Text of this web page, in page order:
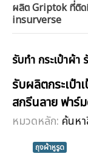
ผลิต Griptok ที่ติ
insurverse
รับทำ กระเป๋าผ้
รับผลิตกระเป๋า
สกรีนลาย ฟาร์
หมวดหลัก: ค้นห
ถุงผ้าหูรูด